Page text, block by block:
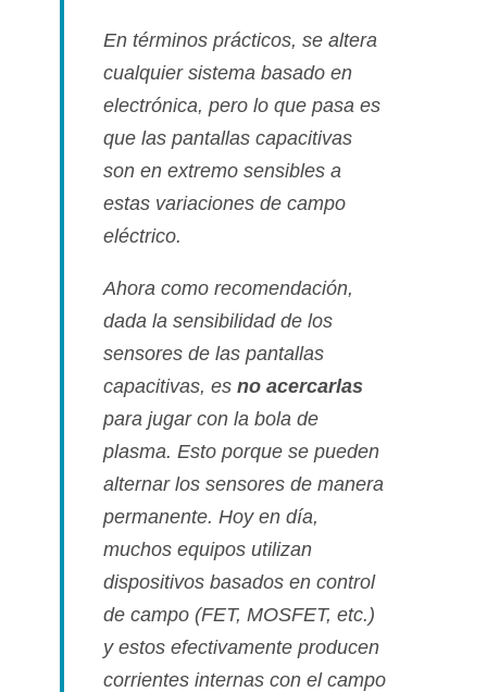
En términos prácticos, se altera
cualquier sistema basado en
electrónica, pero lo que pasa es
que las pantallas capacitivas
son en extremo sensibles a
estas variaciones de campo
eléctrico.
Ahora como recomendación,
dada la sensibilidad de los
sensores de las pantallas
capacitivas, es no acercarlas
para jugar con la bola de
plasma. Esto porque se pueden
alternar los sensores de manera
permanente. Hoy en dí­a,
muchos equipos utilizan
dispositivos basados en control
de campo (FET, MOSFET, etc.)
y estos efectivamente producen
corrientes internas con el campo